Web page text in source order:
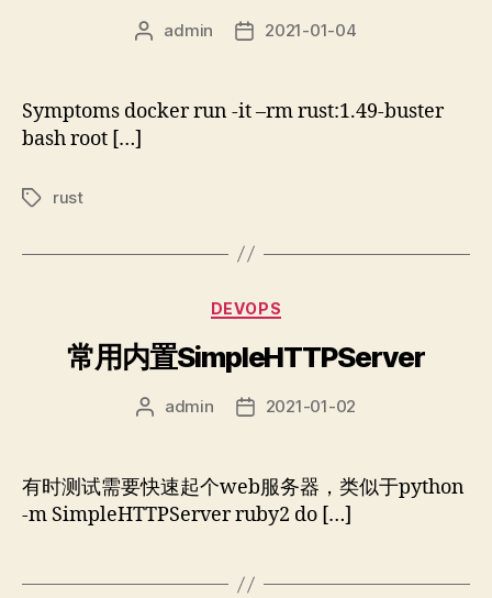
文
者
admin
发
期
2021-01-04
Symptoms docker run -it –rm rust:1.49-buster
bash root […]
标
rust
分
DEVOPS
常用内置SimpleHTTPServer
文
者
admin
发
期
2021-01-02
有时测试需要快速起个web服务器，类似于python
-m SimpleHTTPServer ruby2 do […]